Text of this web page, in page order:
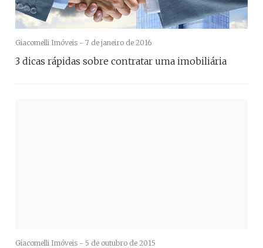
Giacomelli Imóveis - 7 de janeiro de 2016
3 dicas rápidas sobre contratar uma imobiliária
Giacomelli Imóveis - 5 de outubro de 2015